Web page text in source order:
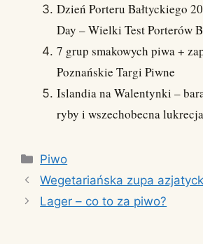
Dzień Porteru Bałtyckiego
Day – Wielki Test Porterów
7 grup smakowych piwa +
Poznańskie Targi Piwne
Islandia na Walentynki –
ryby i wszechobecna lukrecja
Kategorie
Piwo
Wegetariańska zupa
Lager – co to za piwo?